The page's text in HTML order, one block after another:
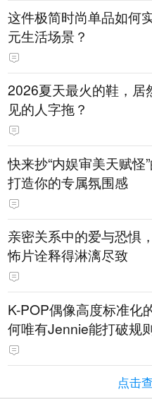
这件极简时尚单品如何
元生活场景？
2026夏天最火的鞋，居
见的人字拖？
快来抄“内娱审美天赋怪
打造你的专属氛围感
亲密关系中的爱与恐惧
怖片诠释得淋漓尽致
K-POP偶像高度标准化
何唯有Jennie能打破规
点击